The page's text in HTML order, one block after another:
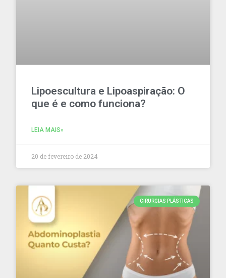
Lipoescultura e Lipoaspiração: O
que é e como funciona?
LEIA MAIS»
20 de fevereiro de 2024
CIRURGIAS PLÁSTICAS